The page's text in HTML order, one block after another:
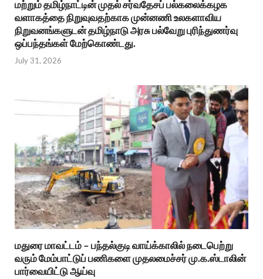
மற்றும் தமிழ்நாட்டின் முதல் சர்வதேசப் பல்கலைக்கழக
வளாகத்தை நிறுவுவதற்காக முன்னணி உலகளாவிய
நிறுவனங்களுடன் தமிழ்நாடு அரசு பல்வேறு புரிந்துணர்வு
ஒப்பந்தங்கள் மேற்கொண்டது.
July 31, 2026
மதுரை மாவட்டம் – பந்தல்குடி வாய்க்காலில் நடைபெற்று
வரும் மேம்பாட்டுப் பணிகளை முதலமைச்சர் மு.க.ஸ்டாலின்
பார்வையிட்டு ஆய்வு